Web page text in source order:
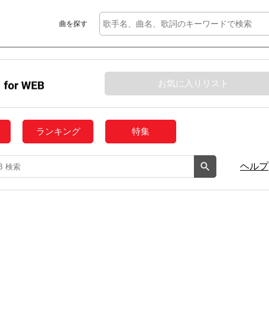
曲を探す
お気に入りリスト
ランキング 特集
ヘルプ